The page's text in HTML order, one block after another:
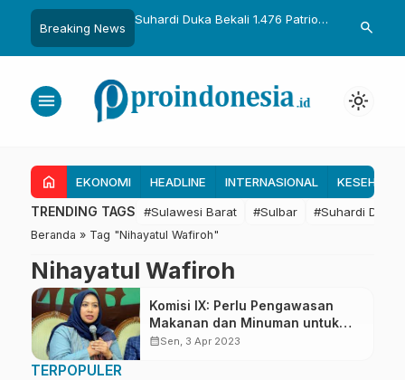
Breaking News
Gelar Sulo
Suhardi Duka Bekali 1.476 Patriot
Dasar Kebijakan Transmigrasi
Gubernur
untuk
search
menu light_mode
home EKONOMI HEADLINE INTERNASIONAL
TRENDING TAGS #Sulawesi Barat #Sulbar #Suhardi Duka
Beranda » Tag "Nihayatul Wafiroh"
Nihayatul Wafiroh
Komisi IX: Perlu Pengawasan
Makanan dan Minuman untuk
Perlindungan Masyarakat
calendar_monthSen, 3 Apr 2023
TERPOPULER